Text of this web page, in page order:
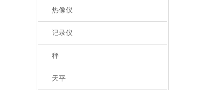
热像仪
记录仪
秤
天平